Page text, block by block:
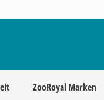
ZooRoyal Marken